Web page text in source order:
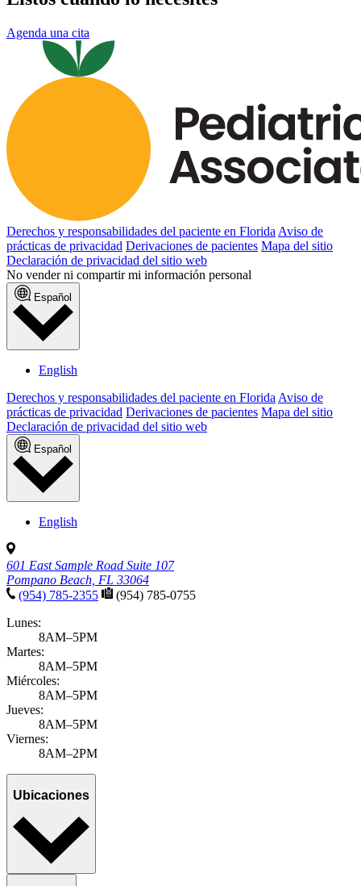
Agenda una cita
Derechos y responsabilidades del paciente en Florida Aviso de
prácticas de privacidad Derivaciones de pacientes Mapa del sitio
Declaración de privacidad del sitio web
No vender ni compartir mi información personal
Español
English
Derechos y responsabilidades del paciente en Florida Aviso de
prácticas de privacidad Derivaciones de pacientes Mapa del sitio
Declaración de privacidad del sitio web
Español
English
601 East Sample Road Suite 107
Pompano Beach, FL 33064
(954) 785-2355
(954) 785-0755
Lunes:
8AM–5PM
Martes:
8AM–5PM
Miércoles:
8AM–5PM
Jueves:
8AM–5PM
Viernes:
8AM–2PM
Ubicaciones